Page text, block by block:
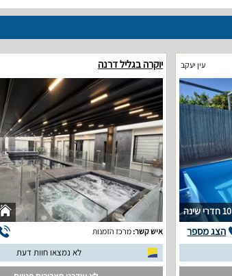
עין יעקב
10 חדרי שינה
הצג מספר
יוקרה בגליל דרנה
איש קשר:מרכז הזמנות
לא נמצאו חוות דעת